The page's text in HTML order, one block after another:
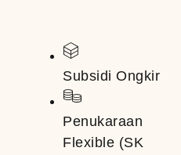
Subsidi Ongkir
Penukaraan
Flexible (SK